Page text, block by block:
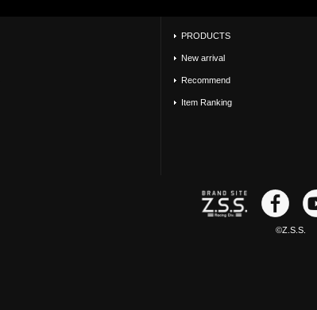
PRODUCTS
New arrival
Recommend
Item Ranking
©Z.S.S.